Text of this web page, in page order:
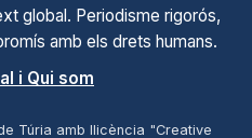
global. Periodisme rigorós,
amb els drets humans.
i Qui som
Túria amb llicència "Creative